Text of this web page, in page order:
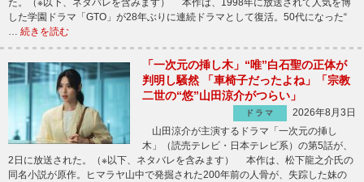
した学園ドラマ「GTO」が28年ぶりに連続ドラマとして復活。50代になった“
続きを読む
「一次元の挿し木」“唯”白石聖の正体が
判明し騒然 「車椅子だったよね」「宗教
二世の“悠”山田涼介がつらい」
ドラマ
2026年8月3日
山田涼介が主演するドラマ「一次元の挿し
木」（読売テレビ・日本テレビ系）の第5話が、
2日に放送された。（※以下、ネタバレを含みます） 本作は、松下龍之介氏の
同名小説が原作。ヒマラヤ山中で発掘された200年前の人骨が、失踪した妹の